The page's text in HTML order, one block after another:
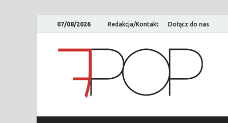
07/08/2026 Redakcja/Kontakt Dołącz do nas